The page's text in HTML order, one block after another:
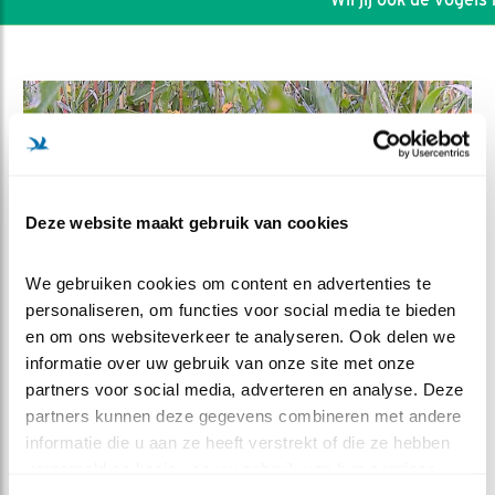
Deze website maakt gebruik van cookies
We gebruiken cookies om content en advertenties te
personaliseren, om functies voor social media te bieden
en om ons websiteverkeer te analyseren. Ook delen we
informatie over uw gebruik van onze site met onze
partners voor social media, adverteren en analyse. Deze
partners kunnen deze gegevens combineren met andere
informatie die u aan ze heeft verstrekt of die ze hebben
DEEL DIT FILMPJE
Het vertrek